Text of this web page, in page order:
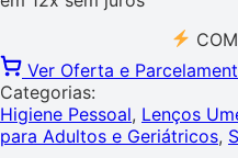
COMPRA
Ver Oferta e
Categorias:
Higiene Pessoal, Lenços
para Adultos e Geriátricos,